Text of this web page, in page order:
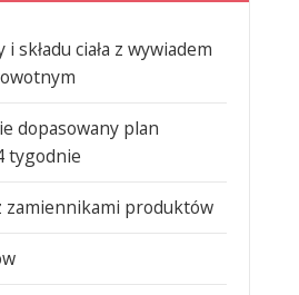
składu ciała z wywiadem
dopasowany plan
tygodnie
zamiennikami produktów